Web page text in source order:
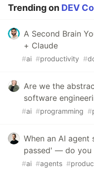
Trending on DEV
A Second Brain
+ Claude
#ai #productivity #
Are we the
software
#ai #programming #
When an AI
passed' — do you
#ai #agents #